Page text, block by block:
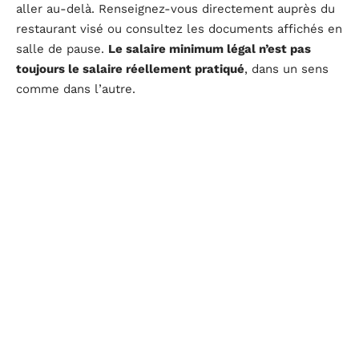
aller au-delà. Renseignez-vous directement auprès du
restaurant visé ou consultez les documents affichés en
salle de pause. Le salaire minimum légal n’est pas
toujours le salaire réellement pratiqué, dans un sens
comme dans l’autre.